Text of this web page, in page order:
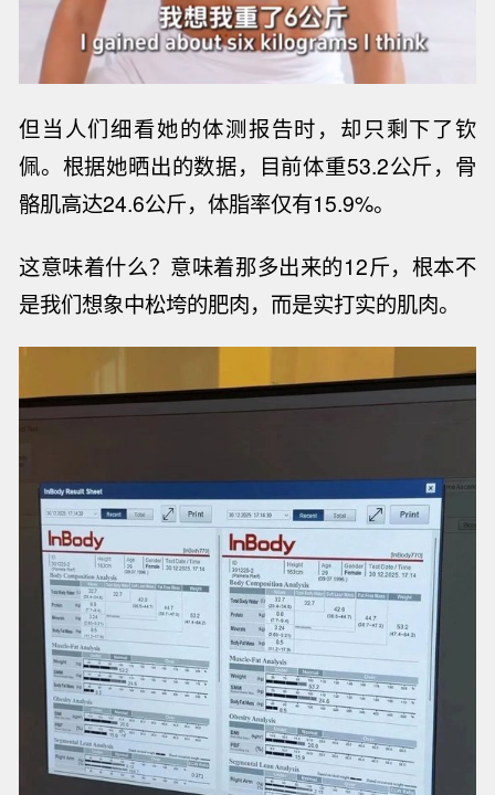
但当人们细看她的体测报告时，却只剩下了钦
佩。根据她晒出的数据，目前体重53.2公斤，骨
骼肌高达24.6公斤，体脂率仅有15.9%。
这意味着什么？意味着那多出来的12斤，根本不
是我们想象中松垮的肥肉，而是实打实的肌肉。